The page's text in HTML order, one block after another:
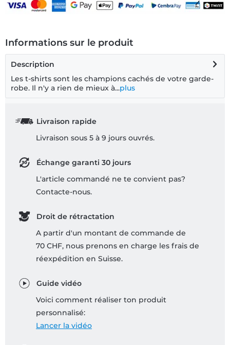
Informations sur le produit
Description
Les t-shirts sont les champions cachés de votre garde-
robe. Il n'y a rien de mieux à...plus
Livraison rapide
Livraison sous 5 à 9 jours ouvrés.
Échange garanti 30 jours
L'article commandé ne te convient pas?
Contacte-nous.
Droit de rétractation
A partir d'un montant de commande de
70 CHF, nous prenons en charge les frais de
réexpédition en Suisse.
Guide vidéo
Voici comment réaliser ton produit
personnalisé:
Lancer la vidéo